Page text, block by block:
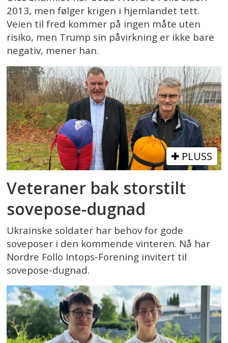
2013, men følger krigen i hjemlandet tett.
Veien til fred kommer på ingen måte uten
risiko, men Trump sin påvirkning er ikke bare
negativ, mener han.
PLUSS
Veteraner bak storstilt
sovepose-dugnad
Ukrainske soldater har behov for gode
soveposer i den kommende vinteren. Nå har
Nordre Follo Intops-Forening invitert til
sovepose-dugnad.